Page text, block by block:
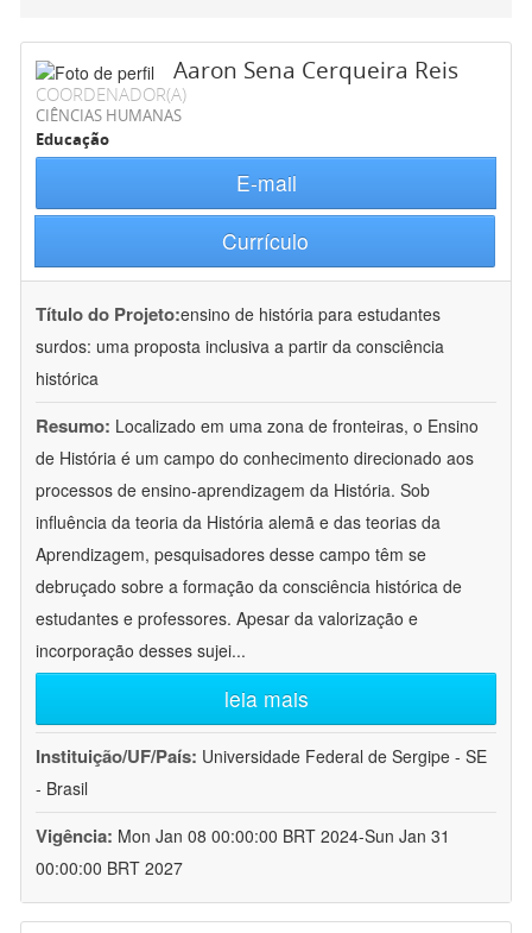
Aaron Sena Cerqueira Reis
COORDENADOR(A)
CIÊNCIAS HUMANAS
Educação
E-mail
Currículo
Título do Projeto:ensino de história para estudantes
surdos: uma proposta inclusiva a partir da consciência
histórica
Resumo: Localizado em uma zona de fronteiras, o Ensino
de História é um campo do conhecimento direcionado aos
processos de ensino-aprendizagem da História. Sob
influência da teoria da História alemã e das teorias da
Aprendizagem, pesquisadores desse campo têm se
debruçado sobre a formação da consciência histórica de
estudantes e professores. Apesar da valorização e
incorporação desses sujei...
leia mais
Instituição/UF/País: Universidade Federal de Sergipe - SE
- Brasil
Vigência: Mon Jan 08 00:00:00 BRT 2024-Sun Jan 31
00:00:00 BRT 2027